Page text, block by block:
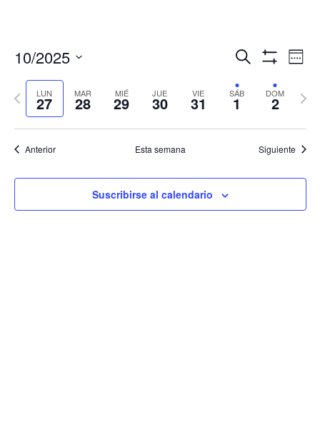
búsqueda
y
vistas
Buscar
de
de
10/2025
fecha.LUN
27 MAR
28 MIÉ
29 JUE
30 VIE
31 SÁB
1 DOM
2
Semana
anterior
Anterior Esta semana Siguiente
Suscribirse al calendario